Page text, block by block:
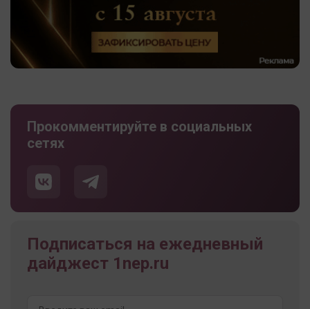
Прокомментируйте в социальных
сетях
Подписаться на ежедневный
дайджест 1nep.ru